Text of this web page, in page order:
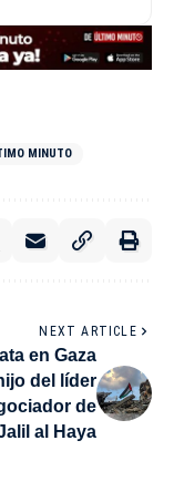
MINUTO
NEXT ARTICLE
en Gaza
del líder
de
al Haya